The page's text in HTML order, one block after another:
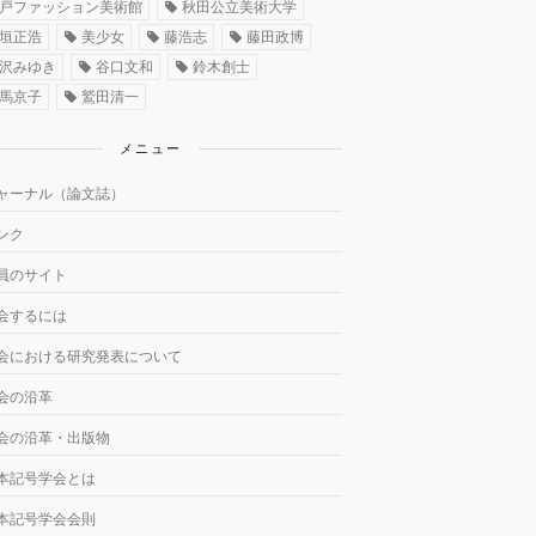
ファッション美術館
秋田公立美術大学
正浩
美少女 藤浩志
藤田政博
みゆき
谷口文和
鈴木創士
京子
鷲田清一
メニュー
ーナル（論文誌）
ク
のサイト
するには
における研究発表について
の沿革
の沿革・出版物
記号学会とは
記号学会会則